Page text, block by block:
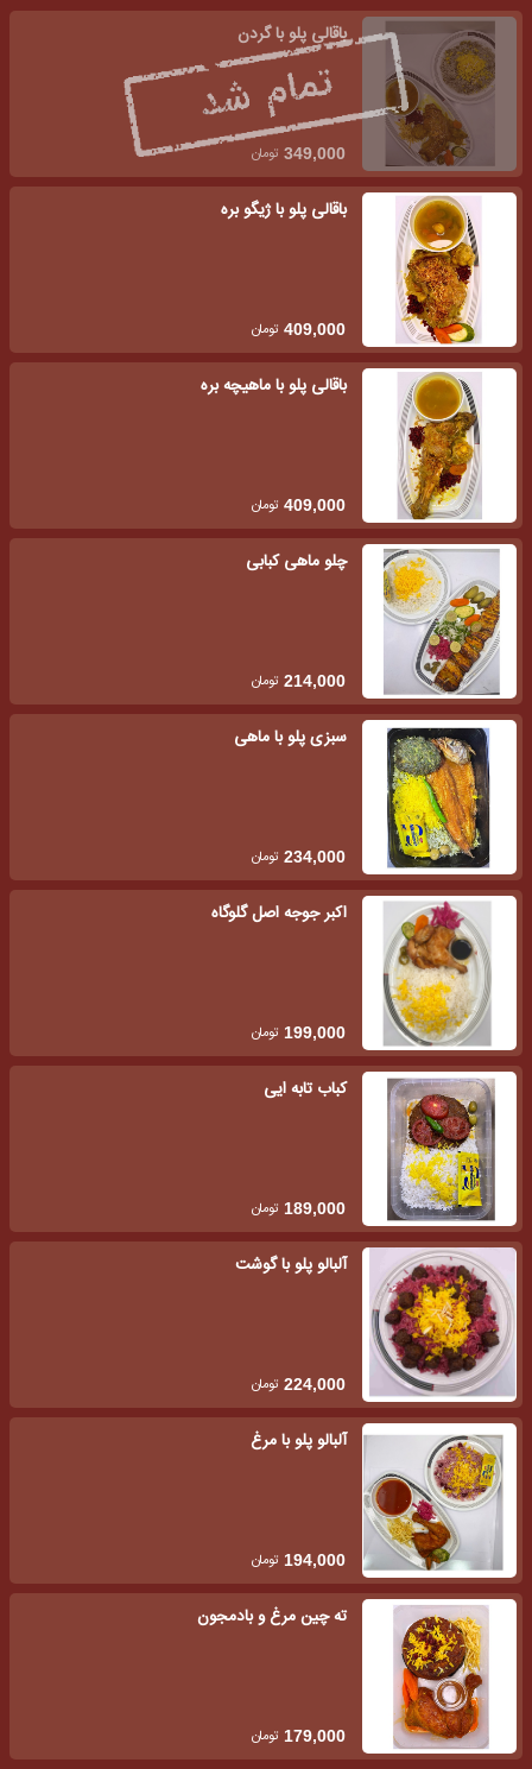
باقالی پلو با گردن
349,000 تومان
باقالی پلو با ژیگو بره
409,000 تومان
باقالی پلو با ماهیچه بره
409,000 تومان
چلو ماهی کبابی
214,000 تومان
سبزی پلو با ماهی
234,000 تومان
اکبر جوجه اصل گلوگاه
199,000 تومان
کباب تابه ایی
189,000 تومان
آلبالو پلو با گوشت
224,000 تومان
آلبالو پلو با مرغ
194,000 تومان
ته چین مرغ و بادمجون
179,000 تومان